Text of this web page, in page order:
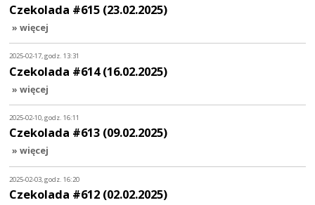
Czekolada #615 (23.02.2025)
» więcej
2025-02-17, godz. 13:31
Czekolada #614 (16.02.2025)
» więcej
2025-02-10, godz. 16:11
Czekolada #613 (09.02.2025)
» więcej
2025-02-03, godz. 16:20
Czekolada #612 (02.02.2025)